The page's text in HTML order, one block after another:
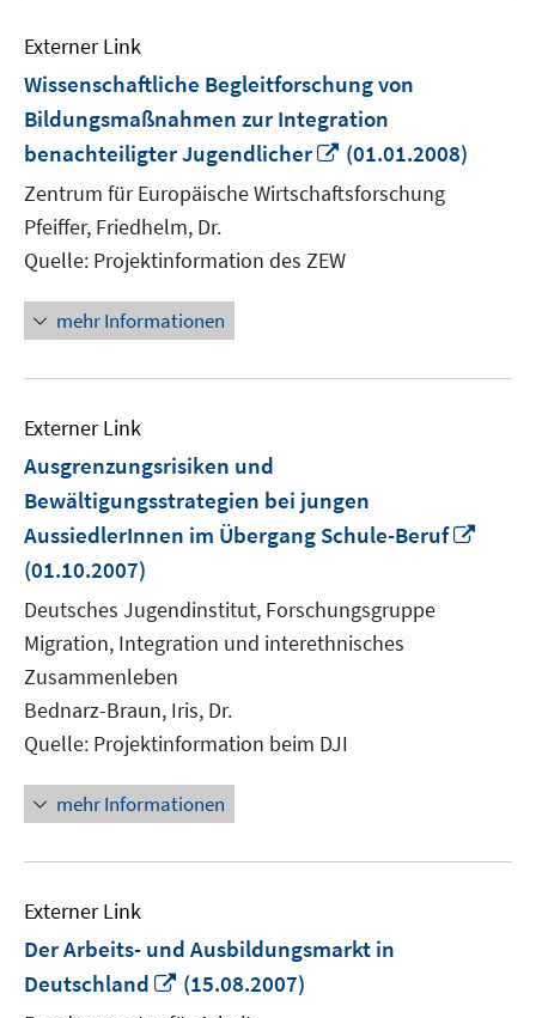
Externer Link
Wissenschaftliche Begleitforschung von
Bildungsmaßnahmen zur Integration
benachteiligter Jugendlicher
In
neuem
Fenster
(01.01.2008)
Zentrum für Europäische Wirtschaftsforschung
Pfeiffer, Friedhelm, Dr.
Quelle: Projektinformation des ZEW
mehr Informationen
Externer Link
Ausgrenzungsrisiken und
Bewältigungsstrategien bei jungen
AussiedlerInnen im Übergang Schule-Beruf
(01.10.2007)
Deutsches Jugendinstitut, Forschungsgruppe
Migration, Integration und interethnisches
Zusammenleben
Bednarz-Braun, Iris, Dr.
Quelle: Projektinformation beim DJI
mehr Informationen
Externer Link
Der Arbeits- und Ausbildungsmarkt in
Deutschland
In
neuem
(15.08.2007)